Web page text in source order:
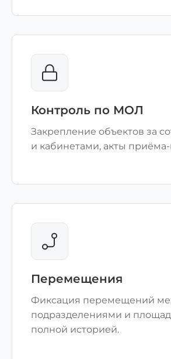
Контроль по МОЛ
Закрепление объектов за
и кабинетами, акты
Перемещения
Фиксация перемещений
подразделениями и
полной историей.